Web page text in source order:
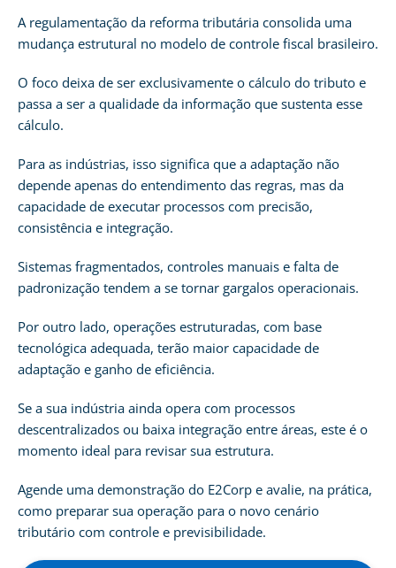
A regulamentação da reforma tributária consolida uma
mudança estrutural no modelo de controle fiscal brasileiro.
O foco deixa de ser exclusivamente o cálculo do tributo e
passa a ser a qualidade da informação que sustenta esse
cálculo.
Para as indústrias, isso significa que a adaptação não
depende apenas do entendimento das regras, mas da
capacidade de executar processos com precisão,
consistência e integração.
Sistemas fragmentados, controles manuais e falta de
padronização tendem a se tornar gargalos operacionais.
Por outro lado, operações estruturadas, com base
tecnológica adequada, terão maior capacidade de
adaptação e ganho de eficiência.
Se a sua indústria ainda opera com processos
descentralizados ou baixa integração entre áreas, este é o
momento ideal para revisar sua estrutura.
Agende uma demonstração do E2Corp e avalie, na prática,
como preparar sua operação para o novo cenário
tributário com controle e previsibilidade.